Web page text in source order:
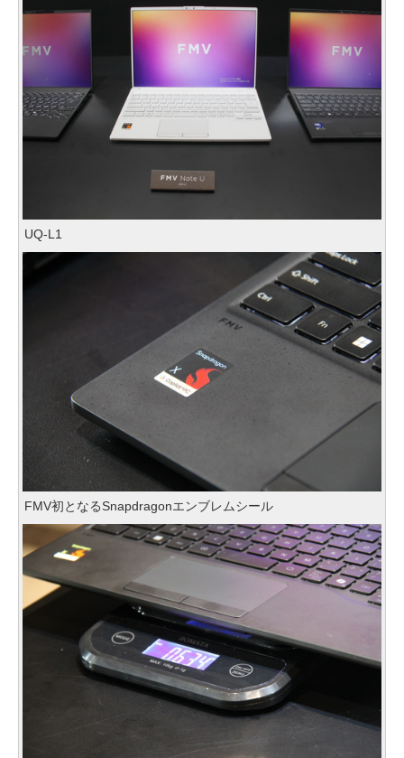
UQ-L1
FMV初となるSnapdragonエンブレムシール